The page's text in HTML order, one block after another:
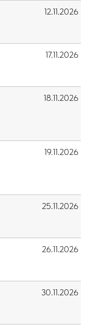
12.11.2026
17.11.2026
18.11.2026
19.11.2026
25.11.2026
26.11.2026
30.11.2026